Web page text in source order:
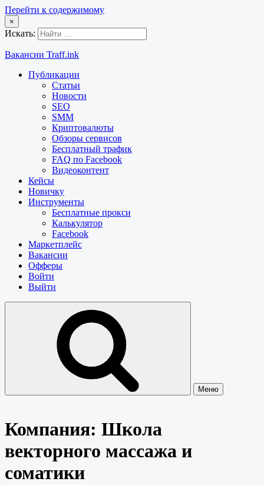
Перейти к содержимому
×
Искать:
Вакансии Traff.ink
Публикации
Статьи
Новости
SEO
SMM
Криптовалюты
Обзоры сервисов
Бесплатный трафик
FAQ по Facebook
Видеоконтент
Кейсы
Новичку
Инструменты
Бесплатные прокси
Калькулятор
Facebook
Маркетплейс
Вакансии
Офферы
Войти
Выйти
Меню
Компания: Школа
векторного массажа и
соматики